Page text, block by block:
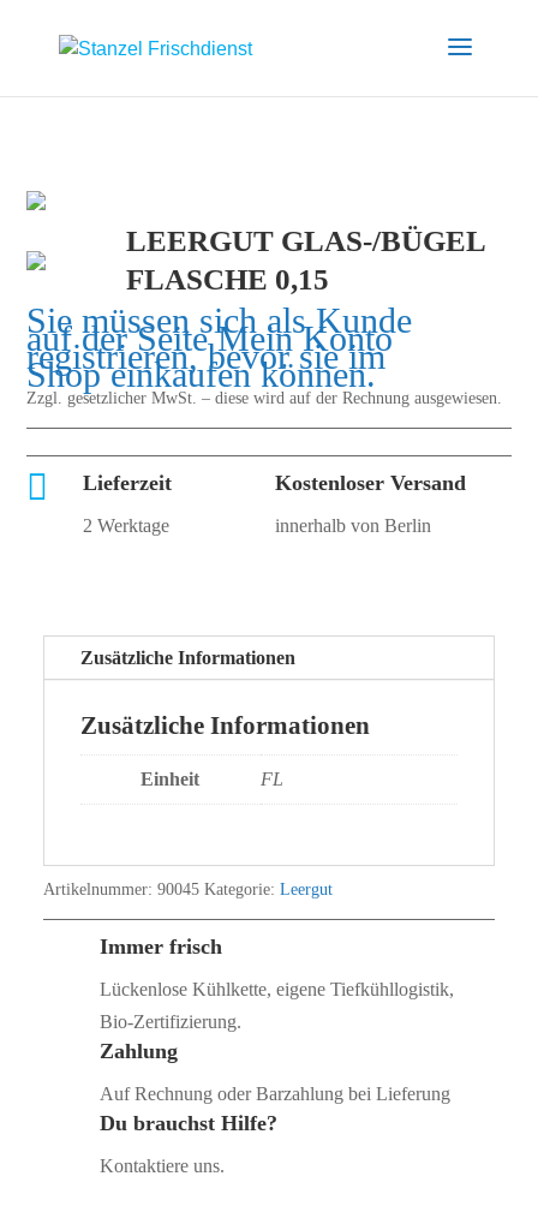
LEERGUT GLAS-/BÜGEL
FLASCHE 0,15
Sie müssen sich als Kunde
auf der SeiteMein Konto
registrieren, bevor sie im
Shop einkaufen können.
Zzgl. gesetzlicher MwSt. – diese wird auf der Rechnung ausgewiesen.
 Lieferzeit
2 Werktage
Kostenloser Versand
innerhalb von Berlin
Zusätzliche Informationen
Zusätzliche Informationen
Einheit FL
Artikelnummer: 90045 Kategorie: Leergut
Immer frisch
Lückenlose Kühlkette, eigene Tiefkühllogistik,
Bio‑Zertifizierung.
Zahlung
Auf Rechnung oder Barzahlung bei Lieferung
Du brauchst Hilfe?
Kontaktiere uns.